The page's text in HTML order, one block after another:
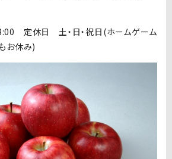
定休日 土・日・祝日(ホームゲーム
お休み)